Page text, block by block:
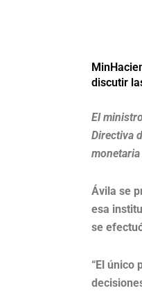
discutir
El
Directiva
Ávila se
esa
se
“El único